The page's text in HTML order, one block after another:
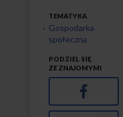
TEMATYKA
Gospodarka
społeczna
PODZIEL SIĘ
ZE ZNAJOMYMI
Facebook